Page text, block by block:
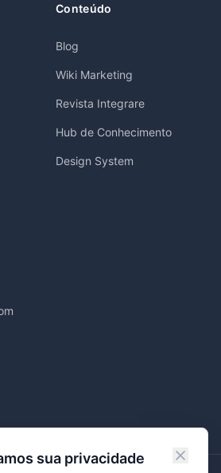
Conteúdo
Blog
Wiki Marketing
Revista Integrare
Hub de Conhecimento
Design System
sua privacidade